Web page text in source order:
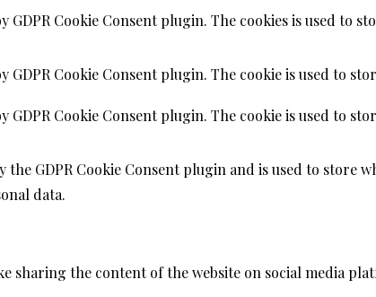
GDPR Cookie Consent plugin. The cookies is used to
GDPR Cookie Consent plugin. The cookie is used to
GDPR Cookie Consent plugin. The cookie is used to
the GDPR Cookie Consent plugin and is used to store
data.
sharing the content of the website on social media